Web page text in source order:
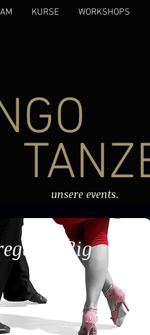
KURSE WORKSHOPS
unsere events.